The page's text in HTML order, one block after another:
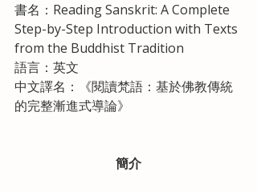
書名：Reading Sanskrit: A Complete
Step-by-Step Introduction with Texts
from the Buddhist Tradition
語言：英文
中文譯名：《閱讀梵語：基於佛教傳統
的完整漸進式導論》
簡介